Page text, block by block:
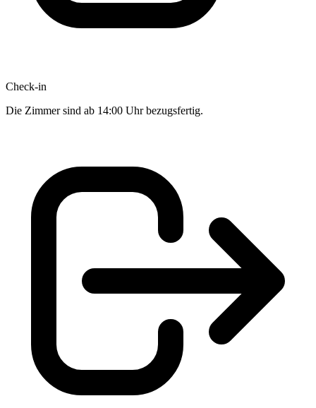
Check-in
Die Zimmer sind ab 14:00 Uhr bezugsfertig.